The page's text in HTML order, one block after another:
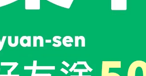
魚腥草洗髮精家庭號 500ml/瓶